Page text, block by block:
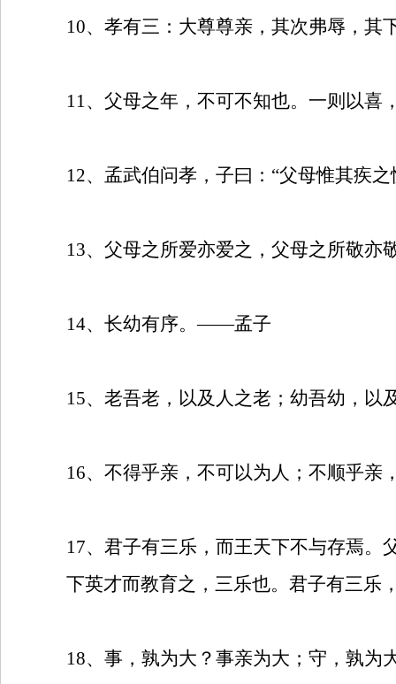
10、孝有三：大尊尊亲，其次弗辱，
11、父母之年，不可不知也。一则以
12、孟武伯问孝，子曰：“父母惟其疾
13、父母之所爱亦爱之，父母之所敬
14、长幼有序。——孟子
15、老吾老，以及人之老；幼吾幼，
16、不得乎亲，不可以为人；不顺乎
17、君子有三乐，而王天下不与存焉。
下英才而教育之，三乐也。君子有三
18、事，孰为大？事亲为大；守，孰为